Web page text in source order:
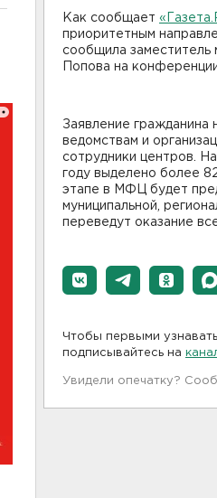
Как сообщает
приоритетным
сообщила заместитель
Попова на
Заявление гражданина
ведомствам и
сотрудники центров.
году выделено более
этапе в МФЦ будет
муниципальной,
переведут оказание
Чтобы первыми
подписывайтесь на
Увидели опечатку?